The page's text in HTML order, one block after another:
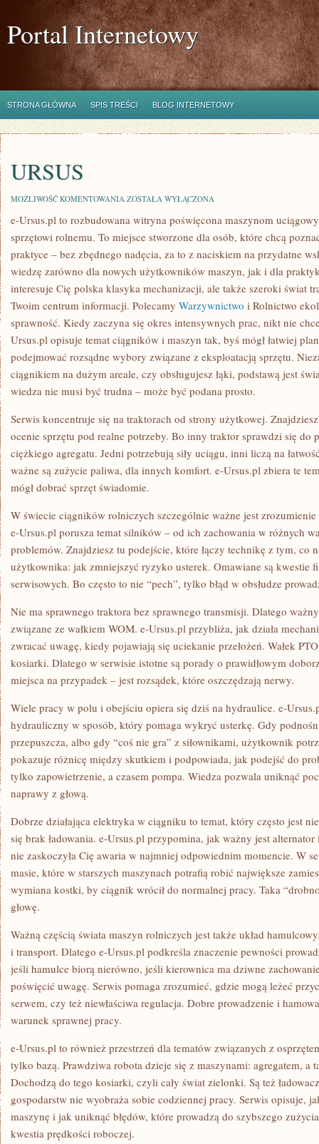
Portal Internetowy
STRONA GŁÓWNA SPIS TREŚCI BLOG INTERNETOWY
URSUS
MOŻLIWOŚĆ KOMENTOWANIA URSUS
ZOSTAŁA WYŁĄCZONA
e-Ursus.pl to rozbudowana witryna poświęcona maszynom
sprzętowi rolnemu. To miejsce stworzone dla osób, które chcą
praktyce – bez zbędnego nadęcia, za to z naciskiem na przydatne
wiedzę zarówno dla nowych użytkowników maszyn, jak i dla
interesuje Cię polska klasyka mechanizacji, ale także szeroki świat
Twoim centrum informacji. Polecamy Warzywnictwo i Rolnictwo
sprawność. Kiedy zaczyna się okres intensywnych prac, nikt nie
Ursus.pl opisuje temat ciągników i maszyn tak, byś mógł łatwiej
podejmować rozsądne wybory związane z eksploatacją sprzętu.
ciągnikiem na dużym areale, czy obsługujesz łąki, podstawą jest
wiedza nie musi być trudna – może być podana prosto.
Serwis koncentruje się na traktorach od strony użytkowej.
ocenie sprzętu pod realne potrzeby. Bo inny traktor sprawdzi się do
ciężkiego agregatu. Jedni potrzebują siły uciągu, inni liczą na
ważne są zużycie paliwa, dla innych komfort. e-Ursus.pl zbiera te
mógł dobrać sprzęt świadomie.
W świecie ciągników rolniczych szczególnie ważne jest
e-Ursus.pl porusza temat silników – od ich zachowania w różnych
problemów. Znajdziesz tu podejście, które łączy technikę z tym, co
użytkownika: jak zmniejszyć ryzyko usterek. Omawiane są kwestie
serwisowych. Bo często to nie “pech”, tylko błąd w obsłudze
Nie ma sprawnego traktora bez sprawnego transmisji. Dlatego
związane ze wałkiem WOM. e-Ursus.pl przybliża, jak działa
zwracać uwagę, kiedy pojawiają się uciekanie przełożeń. Wałek
kosiarki. Dlatego w serwisie istotne są porady o prawidłowym
miejsca na przypadek – jest rozsądek, które oszczędzają nerwy.
Wiele pracy w polu i obejściu opiera się dziś na hydraulice. e-
hydrauliczny w sposób, który pomaga wykryć usterkę. Gdy
przepuszcza, albo gdy “coś nie gra” z siłownikami, użytkownik
pokazuje różnicę między skutkiem i podpowiada, jak podejść do
tylko zapowietrzenie, a czasem pompa. Wiedza pozwala uniknąć
naprawy z głową.
Dobrze działająca elektryka w ciągniku to temat, który często jest
się brak ładowania. e-Ursus.pl przypomina, jak ważny jest
nie zaskoczyła Cię awaria w najmniej odpowiednim momencie. W
masie, które w starszych maszynach potrafią robić największe
wymiana kostki, by ciągnik wrócił do normalnej pracy. Taka
głowę.
Ważną częścią świata maszyn rolniczych jest także układ
i transport. Dlatego e-Ursus.pl podkreśla znaczenie pewności
jeśli hamulce biorą nierówno, jeśli kierownica ma dziwne
poświęcić uwagę. Serwis pomaga zrozumieć, gdzie mogą leżeć
serwem, czy też niewłaściwa regulacja. Dobre prowadzenie i
warunek sprawnej pracy.
e-Ursus.pl to również przestrzeń dla tematów związanych z
tylko bazą. Prawdziwa robota dzieje się z maszynami: agregatem, a
Dochodzą do tego kosiarki, czyli cały świat zielonki. Są też
gospodarstw nie wyobraża sobie codziennej pracy. Serwis opisuje,
maszynę i jak uniknąć błędów, które prowadzą do szybszego
kwestia prędkości roboczej.